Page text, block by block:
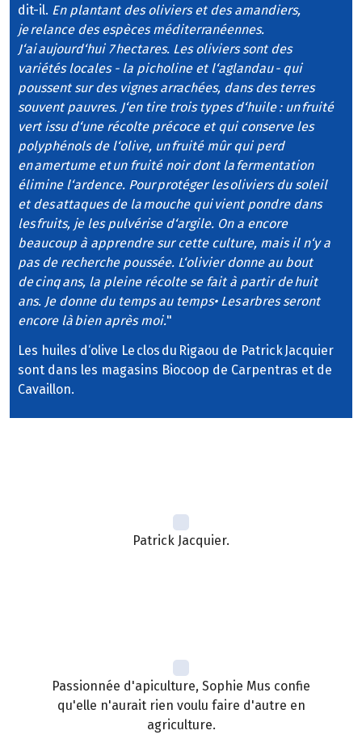
dit-il. En plantant des oliviers et des amandiers,
je relance des espèces méditerranéennes.
J‘ai aujourd‘hui 7 hectares. Les oliviers sont des
variétés locales - la picholine et l‘aglandau - qui
poussent sur des vignes arrachées, dans des terres
souvent pauvres. J‘en tire trois types d‘huile : un fruité
vert issu d‘une récolte précoce et qui conserve les
polyphénols de l‘olive, un fruité mûr qui perd
en amertume et un fruité noir dont la fermentation
élimine l‘ardence. Pour protéger les oliviers du soleil
et des attaques de la mouche qui vient pondre dans
les fruits, je les pulvérise d‘argile. On a encore
beaucoup à apprendre sur cette culture, mais il n‘y a
pas de recherche poussée. L‘olivier donne au bout
de cinq ans, la pleine récolte se fait à partir de huit
ans. Je donne du temps au temps• Les arbres seront
encore là bien après moi."
Les huiles d‘olive Le clos du Rigaou de Patrick Jacquier
sont dans les magasins Biocoop de Carpentras et de
Cavaillon.
Patrick Jacquier.
Passionnée d'apiculture, Sophie Mus confie
qu'elle n'aurait rien voulu faire d'autre en
agriculture.